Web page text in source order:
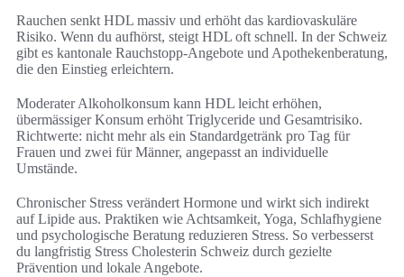
Rauchen senkt HDL massiv und erhöht das kardiovaskuläre
Risiko. Wenn du aufhörst, steigt HDL oft schnell. In der Schweiz
gibt es kantonale Rauchstopp‑Angebote und Apothekenberatung,
die den Einstieg erleichtern.
Moderater Alkoholkonsum kann HDL leicht erhöhen,
übermässiger Konsum erhöht Triglyceride und Gesamtrisiko.
Richtwerte: nicht mehr als ein Standardgetränk pro Tag für
Frauen und zwei für Männer, angepasst an individuelle
Umstände.
Chronischer Stress verändert Hormone und wirkt sich indirekt
auf Lipide aus. Praktiken wie Achtsamkeit, Yoga, Schlafhygiene
und psychologische Beratung reduzieren Stress. So verbesserst
du langfristig Stress Cholesterin Schweiz durch gezielte
Prävention und lokale Angebote.